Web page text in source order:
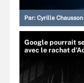
Par: Cyrille Chausson
Google pourrait
avec le rachat